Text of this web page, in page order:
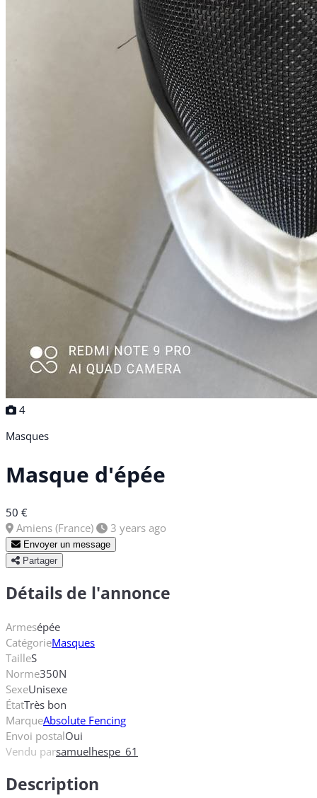
4
Masques
Masque d'épée
50 €
Amiens (France)
3 years ago
Envoyer un message
Partager
Détails de l'annonce
Armesépée
CatégorieMasques
TailleS
Norme350N
SexeUnisexe
ÉtatTrès bon
MarqueAbsolute Fencing
Envoi postalOui
Vendu parsamuelhespe_61
Description